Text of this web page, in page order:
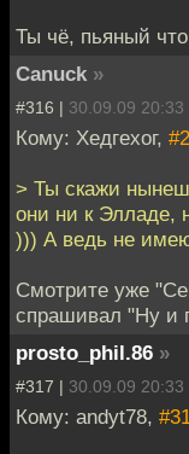
Ты чё, пьяный
Canuck »
#316 | 30.09.09 20:33
Кому: Хедгехог,
> Ты скажи
они ни к Элладе,
))) А ведь не
Смотрите уже
спрашивал "Ну и
prosto_phil.86 »
#317 | 30.09.09 20:33
Кому: andyt78,